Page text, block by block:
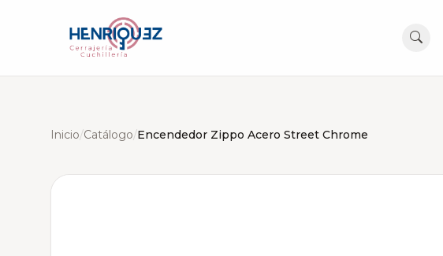
Inicio/Catálogo/Encendedor Zippo Acero Street Chrome